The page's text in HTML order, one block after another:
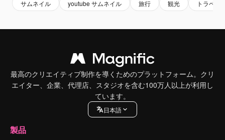
サムネイル youtube サムネイル 旅行 観光 トラベル
最高のクリエイティブ制作を導くためのプラットフォーム。クリ
エイター、企業、代理店、スタジオを含む100万人以上が利用し
ています。
日本語
製品